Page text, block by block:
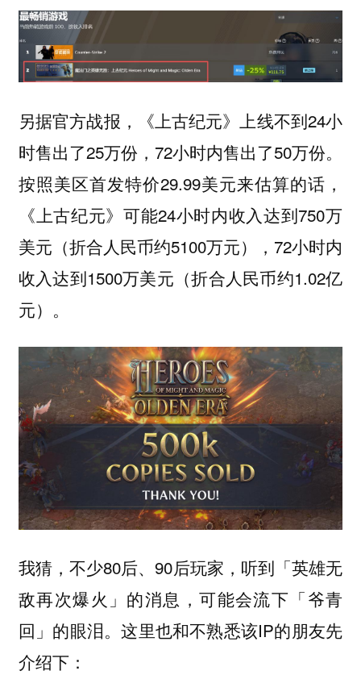
另据官方战报，《上古纪元》上线不到24小
时售出了25万份，72小时内售出了50万份。
按照美区首发特价29.99美元来估算的话，
《上古纪元》可能24小时内收入达到750万
美元（折合人民币约5100万元），72小时内
收入达到1500万美元（折合人民币约1.02亿
元）。
我猜，不少80后、90后玩家，听到「英雄无
敌再次爆火」的消息，可能会流下「爷青
回」的眼泪。这里也和不熟悉该IP的朋友先
介绍下：